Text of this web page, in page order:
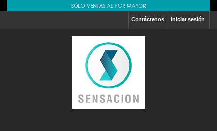
Iniciar sesión
Contáctenos